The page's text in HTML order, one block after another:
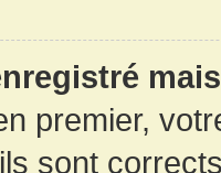
premier,
sont